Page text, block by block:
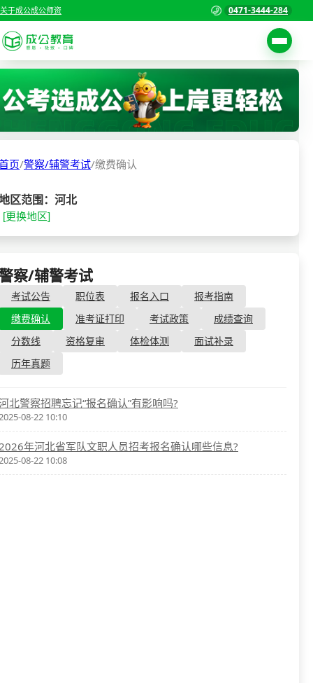
关于成公成公师资 0471-3444-284
考试公告
报考指南
缴费确认
准考证打印
成绩查询
分数线
资格复审
面试补录
历年真题
首页
国家公务员考试
各省公务员考试
教师资格/教师编制
国企/银行考试
页/警察/辅警考试/缴费确认
区范围：河北
[更换地区]
察/辅警考试- 缴费确认
考试公告 职位表 报名入口
报考指南
缴费确认
准考证打印 考试政策
成绩查询
分数线
资格复审 体检体测
面试补录
历年真题
北警察招聘忘记“报名确认”有影响吗?
08-22 10:10
年河北省军队文职人员招考报名确认哪些信息?
08-22 10:08